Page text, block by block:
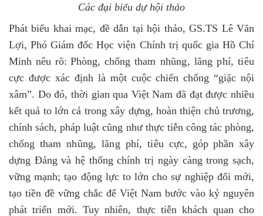
Các đại biểu dự hội thảo
Phát biểu khai mạc, đề dẫn tại hội thảo, GS.TS Lê Văn
Lợi, Phó Giám đốc Học viện Chính trị quốc gia Hồ Chí
Minh nêu rõ: Phòng, chống tham nhũng, lãng phí, tiêu
cực được xác định là một cuộc chiến chống “giặc nội
xâm”. Do đó, thời gian qua Việt Nam đã đạt được nhiều
kết quả to lớn cả trong xây dựng, hoàn thiện chủ trương,
chính sách, pháp luật cũng như thực tiễn công tác phòng,
chống tham nhũng, lãng phí, tiêu cực, góp phần xây
dựng Đảng và hệ thống chính trị ngày càng trong sạch,
vững mạnh; tạo động lực to lớn cho sự nghiệp đổi mới,
tạo tiền đề vững chắc để Việt Nam bước vào kỷ nguyên
phát triển mới. Tuy nhiên, thực tiễn khách quan cho